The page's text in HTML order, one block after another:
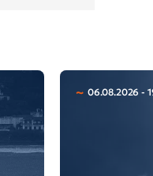
06.08.2026 -